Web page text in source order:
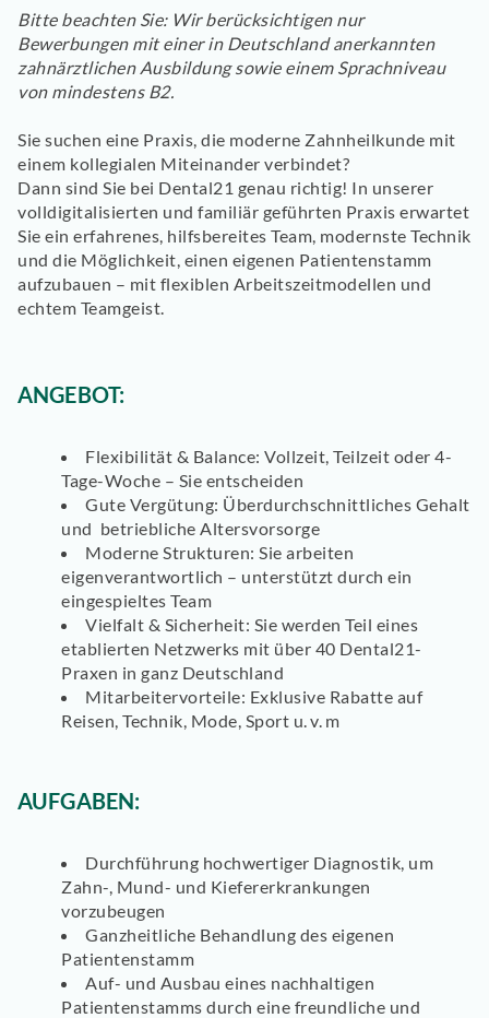
Bitte beachten Sie: Wir berücksichtigen nur
Bewerbungen mit einer in Deutschland anerkannten
zahnärztlichen Ausbildung sowie einem Sprachniveau
von mindestens B2.
Sie suchen eine Praxis, die moderne Zahnheilkunde mit
einem kollegialen Miteinander verbindet?
Dann sind Sie bei Dental21 genau richtig! In unserer
volldigitalisierten und familiär geführten Praxis erwartet
Sie ein erfahrenes, hilfsbereites Team, modernste Technik
und die Möglichkeit, einen eigenen Patientenstamm
aufzubauen – mit flexiblen Arbeitszeitmodellen und
echtem Teamgeist.
ANGEBOT:
Flexibilität & Balance: Vollzeit, Teilzeit oder 4-
Tage-Woche – Sie entscheiden
Gute Vergütung: Überdurchschnittliches Gehalt
und betriebliche Altersvorsorge
Moderne Strukturen: Sie arbeiten
eigenverantwortlich – unterstützt durch ein
eingespieltes Team
Vielfalt & Sicherheit: Sie werden Teil eines
etablierten Netzwerks mit über 40 Dental21-
Praxen in ganz Deutschland
Mitarbeitervorteile: Exklusive Rabatte auf
Reisen, Technik, Mode, Sport u. v. m
AUFGABEN:
Durchführung hochwertiger Diagnostik, um
Zahn-, Mund- und Kiefererkrankungen
vorzubeugen
Ganzheitliche Behandlung des eigenen
Patientenstamm
Auf- und Ausbau eines nachhaltigen
Patientenstamms durch eine freundliche und